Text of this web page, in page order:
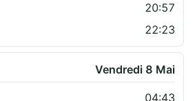
20:57
22:23
Vendredi 8 Mai
04:43